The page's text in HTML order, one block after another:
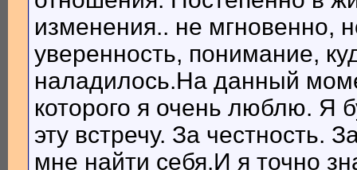
изменения.. не мгновенно,
уверенность, понимание,
наладилось.На данный
которого я очень люблю. Я
эту встречу. За честность.
мне найти себя.И я точно